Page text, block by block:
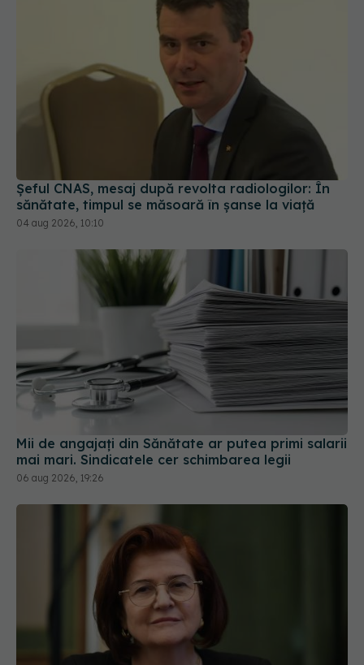
Șeful CNAS, mesaj după revolta radiologilor: În
sănătate, timpul se măsoară în șanse la viață
Mii de angajați din Sănătate ar putea primi salarii
mai mari. Sindicatele cer schimbarea legii
06 aug 2026, 19:26
Prof. univ. dr. Cătălina Poiană (CMR), avertisment
după ambulanța atacată în Cluj: Fake news-ul nu